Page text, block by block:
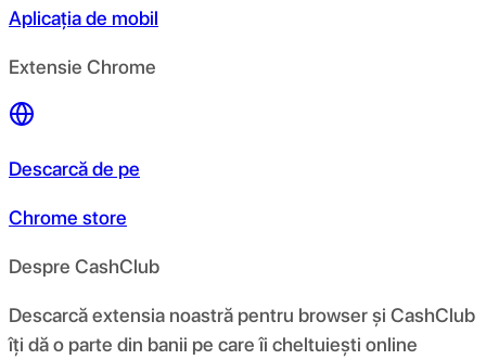
Aplicația de mobil
Extensie Chrome
Descarcă de pe
Chrome store
Despre CashClub
Descarcă extensia noastră pentru browser și CashClub
îți dă o parte din banii pe care îi cheltuiești online